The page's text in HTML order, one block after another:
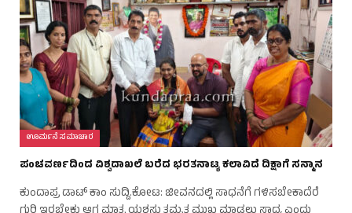
ಊರ್ಮನೆ ಸಮಾಚಾರ
ಪಂಚವರ್ಣದಿಂದ ವಿಶ್ವದಾಖಲೆ ಬರೆದ ಭರತನಾಟ್ಯ ಕಲಾವಿದೆ ದಿಕ್ಷಾಗೆ ಸನ್ಮಾನ
ಕುಂದಾಪ್ರ ಡಾಟ್‌ ಕಾಂ ಸುದ್ದಿ.ಕೋಟ: ಜೀವನದಲ್ಲಿ ಸಾಧನೆಗೆ ಗಳಿಸಬೇಕಾದೆರೆ